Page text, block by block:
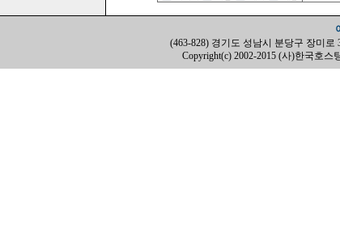
(463-828) 경기도 성남시 분당구 장미로
Copyright(c) 2002-2015 (사)한국호